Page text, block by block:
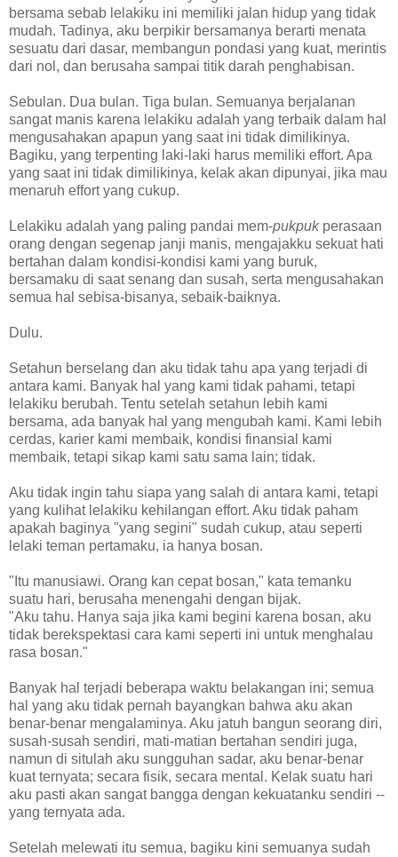
bersama sebab lelakiku ini memiliki jalan hidup yang tidak
mudah. Tadinya, aku berpikir bersamanya berarti menata
sesuatu dari dasar, membangun pondasi yang kuat, merintis
dari nol, dan berusaha sampai titik darah penghabisan.
Sebulan. Dua bulan. Tiga bulan. Semuanya berjalanan
sangat manis karena lelakiku adalah yang terbaik dalam hal
mengusahakan apapun yang saat ini tidak dimilikinya.
Bagiku, yang terpenting laki-laki harus memiliki effort. Apa
yang saat ini tidak dimilikinya, kelak akan dipunyai, jika mau
menaruh effort yang cukup.
Lelakiku adalah yang paling pandai mem-pukpukperasaan
orang dengan segenap janji manis, mengajakku sekuat hati
bertahan dalam kondisi-kondisi kami yang buruk,
bersamaku di saat senang dan susah, serta mengusahakan
semua hal sebisa-bisanya, sebaik-baiknya.
Dulu.
Setahun berselang dan aku tidak tahu apa yang terjadi di
antara kami. Banyak hal yang kami tidak pahami, tetapi
lelakiku berubah. Tentu setelah setahun lebih kami
bersama, ada banyak hal yang mengubah kami. Kami lebih
cerdas, karier kami membaik, kondisi finansial kami
membaik, tetapi sikap kami satu sama lain; tidak.
Aku tidak ingin tahu siapa yang salah di antara kami, tetapi
yang kulihat lelakiku kehilangan effort. Aku tidak paham
apakah baginya "yang segini" sudah cukup, atau seperti
lelaki teman pertamaku, ia hanya bosan.
"Itu manusiawi. Orang kan cepat bosan," kata temanku
suatu hari, berusaha menengahi dengan bijak.
"Aku tahu. Hanya saja jika kami begini karena bosan, aku
tidak berekspektasi cara kami seperti ini untuk menghalau
rasa bosan."
Banyak hal terjadi beberapa waktu belakangan ini; semua
hal yang aku tidak pernah bayangkan bahwa aku akan
benar-benar mengalaminya. Aku jatuh bangun seorang diri,
susah-susah sendiri, mati-matian bertahan sendiri juga,
namun di situlah aku sungguhan sadar, aku benar-benar
kuat ternyata; secara fisik, secara mental. Kelak suatu hari
aku pasti akan sangat bangga dengan kekuatanku sendiri --
yang ternyata ada.
Setelah melewati itu semua, bagiku kini semuanya sudah